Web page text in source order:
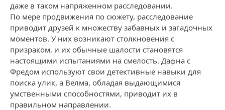
даже в таком напряженном расследовании.
По мере продвижения по сюжету, расследование
приводит друзей к множеству забавных и загадочных
моментов. У них возникают столкновения с
призраком, и их обычные шалости становятся
настоящими испытаниями на смелость. Дафна с
Фредом используют свои детективные навыки для
поиска улик, а Велма, обладая выдающимися
умственными способностями, приводит их в
правильном направлении.